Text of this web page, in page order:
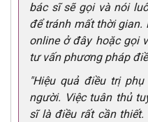
bác sĩ sẽ gọi và nói
để tránh mất thời gian.
online ở đây hoặc gọi
tư vấn phương pháp
"Hiệu quả điều trị
người. Việc tuân thủ
sĩ là điều rất cần